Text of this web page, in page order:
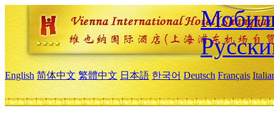
English 简体中文 繁體中文 日本語 한국어 Deutsch Français